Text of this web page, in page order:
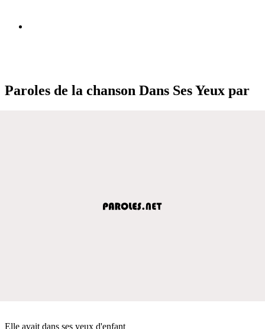
Paroles de la chanson Dans Ses Yeux par
Elle avait dans ses yeux d'enfant